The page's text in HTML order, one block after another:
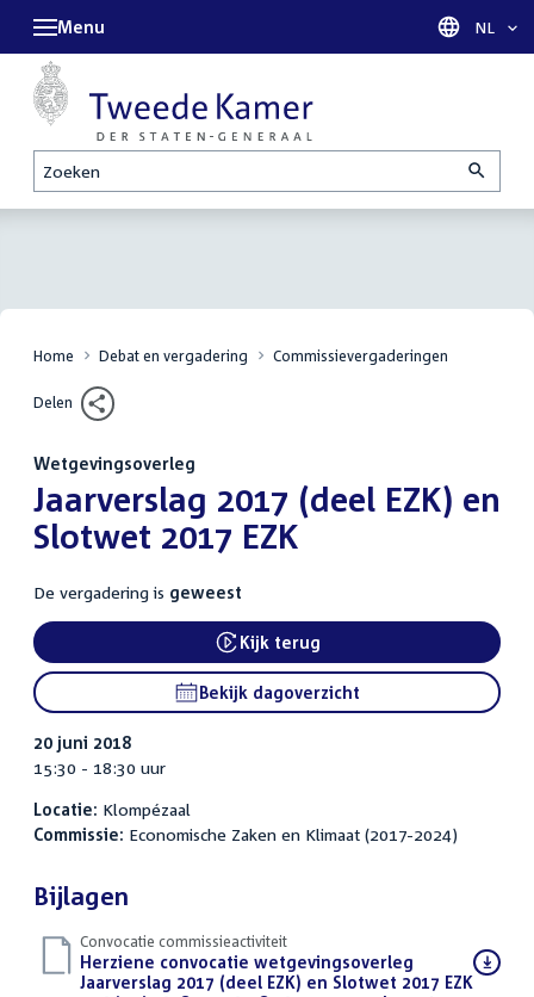
Zoeken
Menu Taal
NL
Home Debat en vergadering Commissievergaderingen
Delen
Wetgevingsoverleg
Jaarverslag 2017 (deel EZK) en
Slotwet 2017 EZK
De vergadering is geweest
External link:
Kijk terug
Bekijk dagoverzicht
20 juni 2018
15:30 - 18:30 uur
Locatie: Klompézaal
Commissie: Economische Zaken en Klimaat (2017-2024)
Bijlagen
Convocatie commissieactiviteit
Download
bestand:
Herziene convocatie wetgevingsoverleg
Jaarverslag 2017 (deel EZK) en Slotwet 2017 EZK